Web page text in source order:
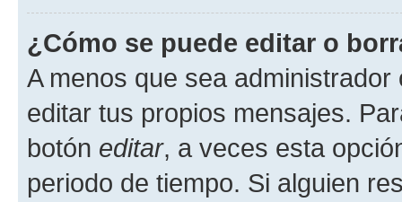
¿Cómo se puede editar o
A menos que sea
editar tus propios mensajes.
botón editar, a veces esta
periodo de tiempo. Si alguien